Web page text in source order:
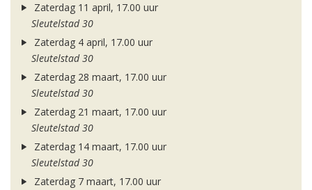
Zaterdag 11 april, 17.00 uur
Sleutelstad 30
Zaterdag 4 april, 17.00 uur
Sleutelstad 30
Zaterdag 28 maart, 17.00 uur
Sleutelstad 30
Zaterdag 21 maart, 17.00 uur
Sleutelstad 30
Zaterdag 14 maart, 17.00 uur
Sleutelstad 30
Zaterdag 7 maart, 17.00 uur